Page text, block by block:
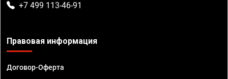
+7 499 113-46-91
Правовая информация
Договор-Оферта